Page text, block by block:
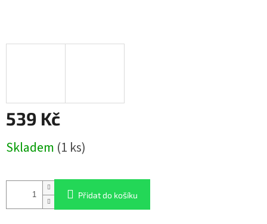
539 Kč
cena:
Skladem (1 ks)
Přidat do košíku